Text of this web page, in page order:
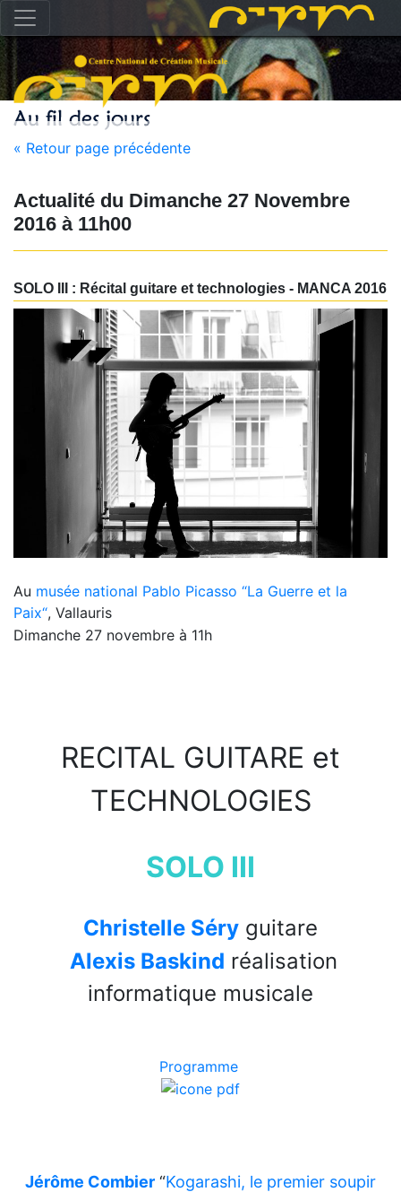
« Retour page précédente
Actualité du Dimanche 27 Novembre
2016 à11h00
SOLO III : Récital guitare et technologies - MANCA 2016
Au musée national Pablo Picasso “La Guerre et la
Paix“, Vallauris
Dimanche 27 novembre à 11h
RECITAL GUITARE et
TECHNOLOGIES
SOLO III
Christelle Séry guitare
Alexis Baskind réalisation
informatique musicale
Programme
Jérôme Combier “Kogarashi, le premier soupir